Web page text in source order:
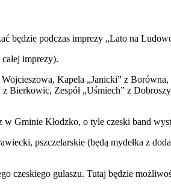
podczas imprezy „Lato na
imprezy).
Kapela „Janicki” z
Zespół „Uśmiech” z
Kłodzko, o tyle czeski band
pszczelarskie (będą mydełka z
czeskiego gulaszu. Tutaj będzie